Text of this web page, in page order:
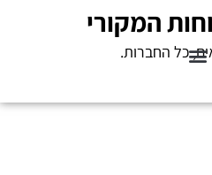
המקורי
כל החברות.